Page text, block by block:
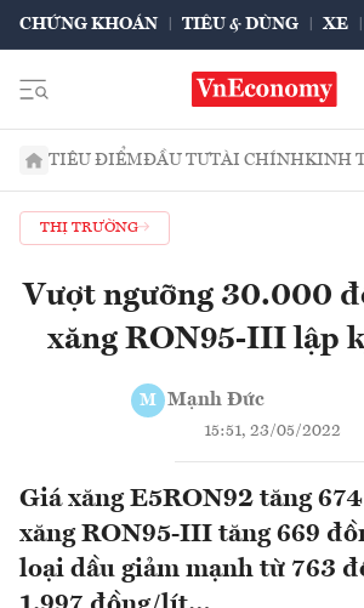
CHỨNG KHOÁN TIÊU & DÙNG XE
TIÊU ĐIỂMĐẦU TƯTÀI CHÍNHKINH
THỊ TRƯỜNG
Vượt ngưỡng 30.000
xăng RON95-III lập
M Mạnh Đức
15:51, 23/05/2022
Giá xăng E5RON92 tăng
xăng RON95-III tăng 669
loại dầu giảm mạnh từ 763